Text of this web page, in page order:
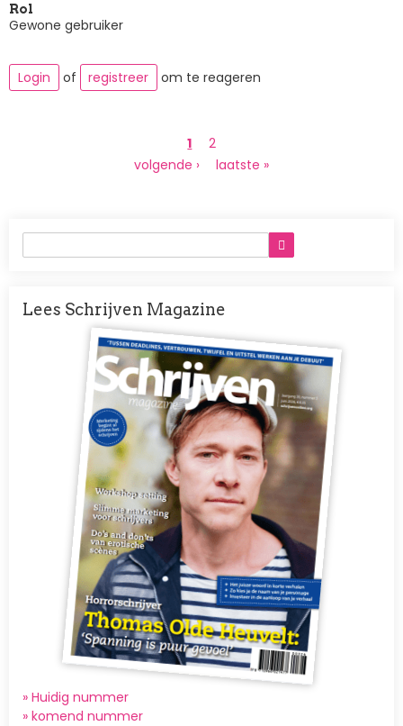
Rol
Gewone gebruiker
Login of registreer om te reageren
Huidige
pagina
1 Page
2
Volgende
volgende ›
Laatste
laatste »
Lees Schrijven Magazine
Afbeelding
» Huidig nummer
» komend nummer